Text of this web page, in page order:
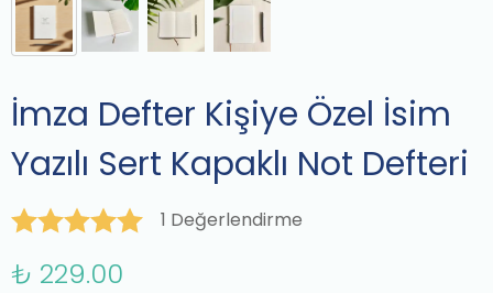
İmza Defter Kişiye Özel İsim
Yazılı Sert Kapaklı Not Defteri
1 Değerlendirme
₺ 229.00